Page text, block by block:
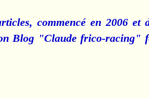
commencé en 2006 et
Blog "Claude frico-racing"